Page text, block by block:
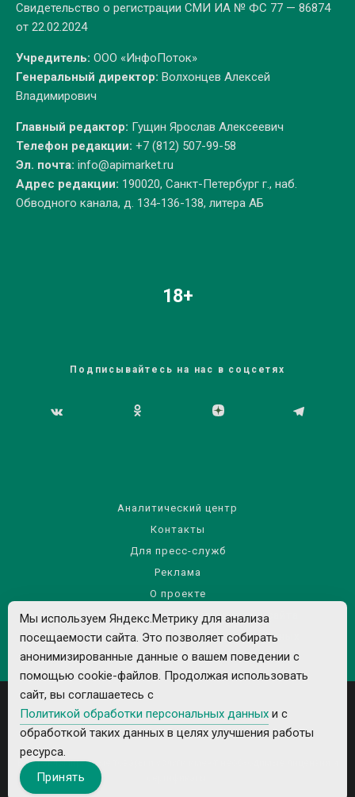
Свидетельство о регистрации СМИ ИА № ФС 77 — 86874
от 22.02.2024
Учредитель: ООО «ИнфоПоток»
Генеральный директор: Волхонцев Алексей
Владимирович
Главный редактор: Гущин Ярослав Алексеевич
Телефон редакции: +7 (812) 507-99-58
Эл. почта: info@apimarket.ru
Адрес редакции: 190020, Санкт-Петербург г., наб.
Обводного канала, д. 134-136-138, литера АБ
18+
Подписывайтесь на нас в соцсетях
Аналитический центр
Контакты
Для пресс-служб
Реклама
О проекте
Правила использования материалов сайта
Политика обработки персональных данных
Все рекламируемые товары и услуги имеют необходимые лицензии и
Мы используем Яндекс.Метрику для анализа
посещаемости сайта. Это позволяет собирать
анонимизированные данные о вашем поведении с
помощью cookie-файлов. Продолжая использовать
сайт, вы соглашаетесь с
Политикой обработки персональных данных и с
обработкой таких данных в целях улучшения работы
ресурса.
Принять